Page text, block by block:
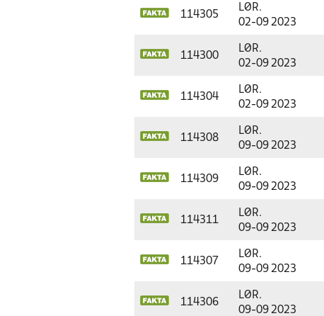
114305
LØR.
02-09 2023
114300
LØR.
02-09 2023
114304
LØR.
02-09 2023
114308
LØR.
09-09 2023
114309
LØR.
09-09 2023
114311
LØR.
09-09 2023
114307
LØR.
09-09 2023
114306
LØR.
09-09 2023